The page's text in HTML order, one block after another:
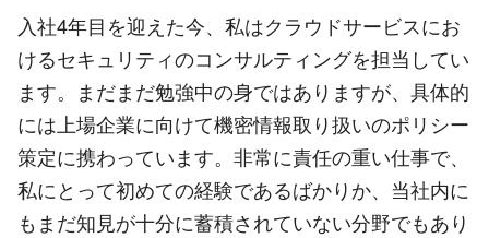
入社4年目を迎えた今、私はクラウドサービスにお
けるセキュリティのコンサルティングを担当してい
ます。まだまだ勉強中の身ではありますが、具体的
には上場企業に向けて機密情報取り扱いのポリシー
策定に携わっています。非常に責任の重い仕事で、
私にとって初めての経験であるばかりか、当社内に
もまだ知見が十分に蓄積されていない分野でもあり